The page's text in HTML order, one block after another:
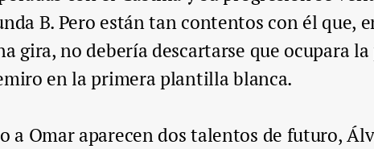
B. Pero están tan contentos con él que,
gira, no debería descartarse que ocupara la
en la primera plantilla blanca.
a Omar aparecen dos talentos de futuro,